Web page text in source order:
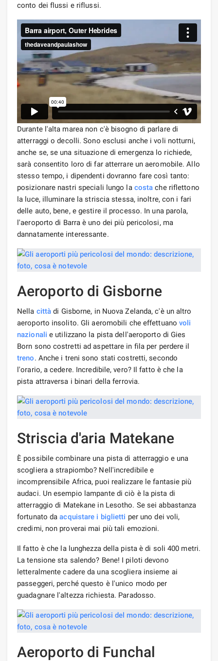
conto dei flussi e riflussi.
Durante l'alta marea non c'è bisogno di parlare di
atterraggi o decolli. Sono esclusi anche i voli notturni,
anche se, se una situazione di emergenza lo richiede,
sarà consentito loro di far atterrare un aeromobile. Allo
stesso tempo, i dipendenti dovranno fare così tanto:
posizionare nastri speciali lungo la costa che riflettono
la luce, illuminare la striscia stessa, inoltre, con i fari
delle auto, bene, e gestire il processo. In una parola,
l'aeroporto di Barra è uno dei più pericolosi, ma
dannatamente interessante.
Aeroporto di Gisborne
Nella città di Gisborne, in Nuova Zelanda, c'è un altro
aeroporto insolito. Gli aeromobili che effettuanovoli
nazionali e utilizzano la pista dell'aeroporto di Gies
Born sono costretti ad aspettare in fila per perdere il
treno. Anche i treni sono stati costretti, secondo
l'orario, a cedere. Incredibile, vero? Il fatto è che la
pista attraversa i binari della ferrovia.
Striscia d'aria Matekane
È possibile combinare una pista di atterraggio e una
scogliera a strapiombo? Nell'incredibile e
incomprensibile Africa, puoi realizzare le fantasie più
audaci. Un esempio lampante di ciò è la pista di
atterraggio di Matekane in Lesotho. Se sei abbastanza
fortunato daacquistare i biglietti per uno dei voli,
credimi, non proverai mai più tali emozioni.
Il fatto è che la lunghezza della pista è di soli 400 metri.
La tensione sta salendo? Bene! I piloti devono
letteralmente cadere da una scogliera insieme ai
passeggeri, perché questo è l'unico modo per
guadagnare l'altezza richiesta. Paradosso.
Aeroporto di Funchal